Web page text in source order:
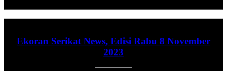
Ekoran Serikat News, Edisi Rabu 8 November
2023